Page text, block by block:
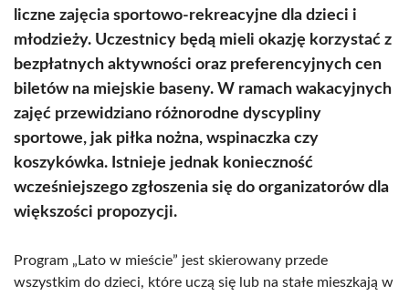
liczne zajęcia sportowo-rekreacyjne dla dzieci i
młodzieży. Uczestnicy będą mieli okazję korzystać z
bezpłatnych aktywności oraz preferencyjnych cen
biletów na miejskie baseny. W ramach wakacyjnych
zajęć przewidziano różnorodne dyscypliny
sportowe, jak piłka nożna, wspinaczka czy
koszykówka. Istnieje jednak konieczność
wcześniejszego zgłoszenia się do organizatorów dla
większości propozycji.
Program „Lato w mieście” jest skierowany przede
wszystkim do dzieci, które uczą się lub na stałe mieszkają w